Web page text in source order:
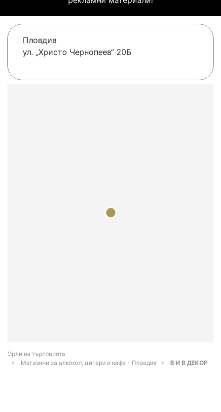
Пловдив
ул. „Христо Чернопеев“ 20Б
Орли на търговията
Магазини за алкохол, цигари и кафе - Пловдив
В И В ДЕКОР